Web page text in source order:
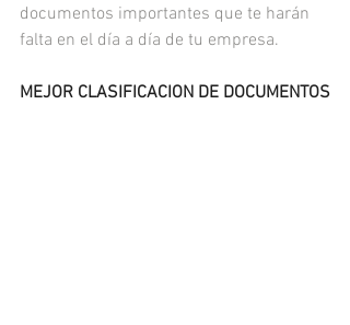
documentos importantes que te harán
falta en el día a día de tu empresa.
MEJOR CLASIFICACION DE DOCUMENTOS